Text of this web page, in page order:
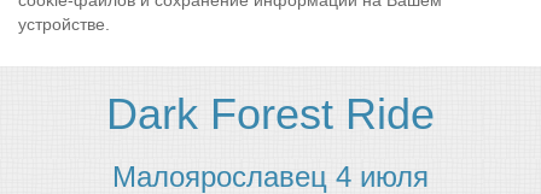
устройстве.
Dark Forest Ride
Малоярославец 4 июля